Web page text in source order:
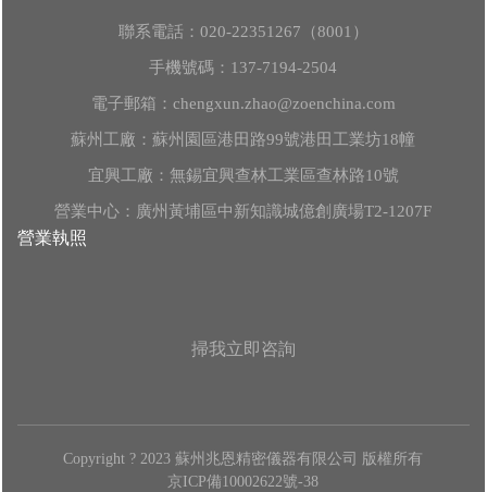
聯系電話： 020-22351267（8001）
手機號碼： 137-7194-2504
電子郵箱： chengxun.zhao@zoenchina.com
蘇州工廠：蘇州園區港田路99號港田工業坊18幢
宜興工廠：無錫宜興查林工業區查林路10號
營業中心：廣州黃埔區中新知識城億創廣場T2-1207F
營業執照
掃我立即咨詢
Copyright ? 2023 蘇州兆恩精密儀器有限公司 版權所有
京ICP備10002622號-38